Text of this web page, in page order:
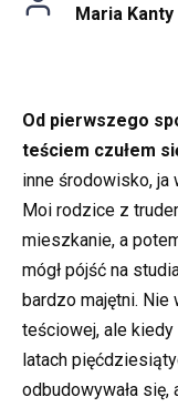
Maria Kanty
Od pierwszego
teściem czułem
inne środowisko, ja
Moi rodzice z
mieszkanie, a
mógł pójść na
bardzo majętni. Nie
teściowej, ale kiedy
latach
odbudowywała